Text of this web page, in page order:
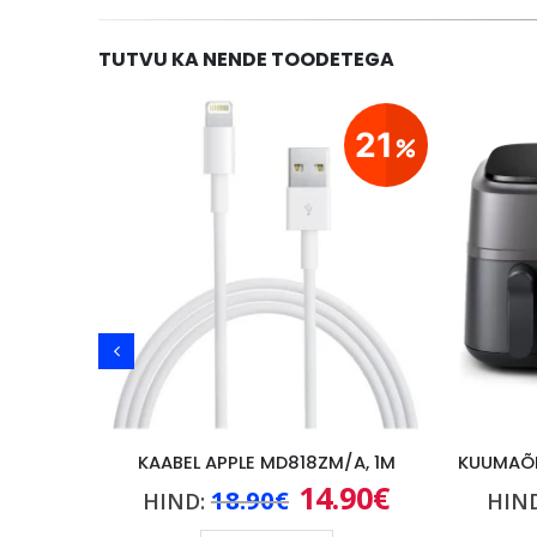
TUTVU KA NENDE TOODETEGA
21
KAABEL APPLE MD818ZM/A, 1M
HIND: 18.90€ Algne
hind
14.90€Praegune
hind